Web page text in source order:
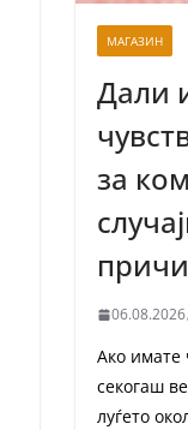
МАГАЗИН
Дали
за
06.08.2026
Ако имате
секогаш
луѓето